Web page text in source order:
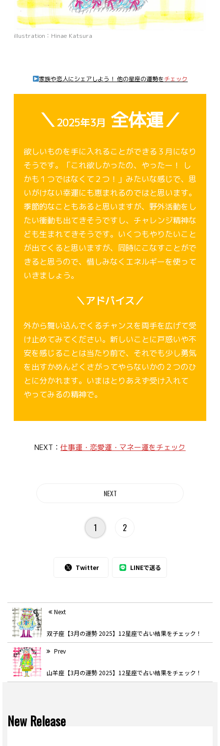
illustration：Hinae Katsura
家族や恋人にシェアしよう！ 他の星座の運勢をチェック
＼2025年3月 全体運／
欲しいものを手に入れることができる３月になり
そうです。「これ欲しかったの、やったー！ し
かも１つではなくて２つ！」みたいな感じで、思
いがけない幸運にも恵まれるのではと思います。
季節的なこともあると思いますが、野外活動をし
たい衝動も出てきそうですし、チャレンジ精神な
ども生まれてきそうです。いくつもやりたいこと
が出てくると思いますが、同時にこなすことがで
きると思うので、惜しみなくエネルギーを使って
いきましょう。
＼アドバイス／
外から舞い込んでくるチャンスを両手を広げて受
け止めてみてください。新しいことに戸惑いや不
安を感じることは当たり前で、それでも少し勇気
を出すかめんどくさがってやらないかの２つのひ
とに分かれます。いまはとりあえず受け入れて
やってみるの精神で。
NEXT： 仕事運・恋愛運・マネー運をチェック
1 2
Twitter LINEで送る
Next
双子座【3月の運勢 2025】12星座で占い結果をチェック！
Prev
山羊座【3月の運勢 2025】12星座で占い結果をチェック！
New Release